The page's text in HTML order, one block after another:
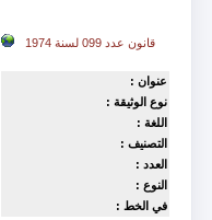
قانون عدد 099 لسنة 1974
عنوان :
نوع الوثيقة :
اللغة :
التصنيف :
العدد :
النوع :
في الخط :